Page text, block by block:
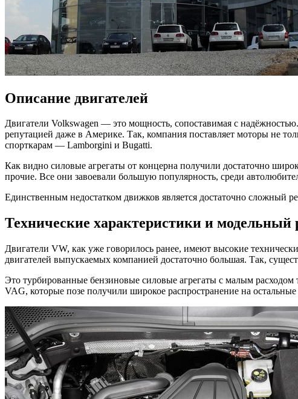
Описание двигателей
Двигатели Volkswagen — это мощность, сопоставимая с
репутацией даже в Америке. Так, компания поставляет моторы не
спорткарам — Lamborgini и Bugatti.
Как видно силовые агрегаты от концерна получили достаточно
прочие. Все они завоевали большую популярность, среди
Единственным недостатком движков является достаточно сложный
Технические характеристики и модельный
Двигатели VW, как уже говорилось ранее, имеют высокие
двигателей выпускаемых компанией достаточно большая. Так,
Это турбированные бензиновые силовые агрегаты с малым
VAG, которые позе получили широкое распространение на